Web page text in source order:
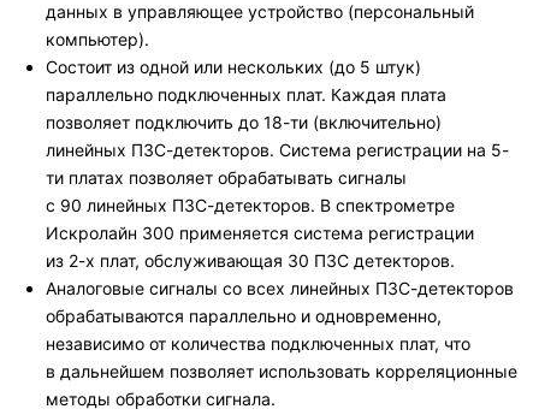
данных в управляющее устройство (персональный
компьютер).
Состоит из одной или нескольких (до 5 штук)
параллельно подключенных плат. Каждая плата
позволяет подключить до 18-ти (включительно)
линейных ПЗС-детекторов. Система регистрации на 5-
ти платах позволяет обрабатывать сигналы
с 90 линейных ПЗС-детекторов. В спектрометре
Искролайн 300 применяется система регистрации
из 2-х плат, обслуживающая 30 ПЗС детекторов.
Аналоговые сигналы со всех линейных ПЗС-детекторов
обрабатываются параллельно и одновременно,
независимо от количества подключенных плат, что
в дальнейшем позволяет использовать корреляционные
методы обработки сигнала.